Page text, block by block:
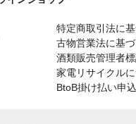
特定商取引法に
古物営業法に基
酒類販売管理者
家電リサイクル
BtoB掛け払い申込